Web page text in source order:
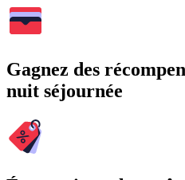
Gagnez des
nuit séjournée